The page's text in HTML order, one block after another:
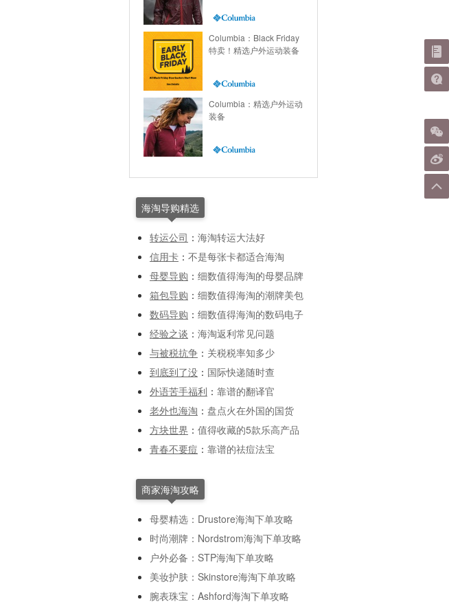
Columbia：Black Friday
特卖！精选户外运动装备
Columbia：精选户外运动
装备
海淘导购精选
转运公司 ： 海淘转运大法好
信用卡 ： 不是每张卡都适合海淘
母婴导购 ： 细数值得海淘的母婴品牌
箱包导购 ： 细数值得海淘的潮牌美包
数码导购 ： 细数值得海淘的数码电子
经验之谈 ： 海淘返利常见问题
与被税抗争 ： 关税税率知多少
到底到了没 ： 国际快递随时查
外语苦手福利 ： 靠谱的翻译官
老外也海淘 ： 盘点火在外国的国货
方块世界 ： 值得收藏的5款乐高产品
青春不要痘 ： 靠谱的祛痘法宝
商家海淘攻略
母婴精选：Drustore海淘下单攻略
时尚潮牌：Nordstrom海淘下单攻略
户外必备：STP海淘下单攻略
美妆护肤：Skinstore海淘下单攻略
腕表珠宝：Ashford海淘下单攻略